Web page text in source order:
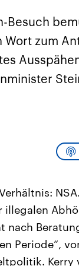
Islamischen
Republik Iran – ist
Religionsführer
regierter Staat im
Osten. Eine
Besuch
zum
illegalen
nach
Periode“,
Kerry